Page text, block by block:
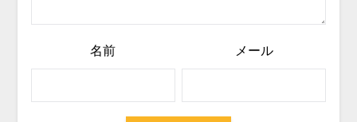
名前 メール